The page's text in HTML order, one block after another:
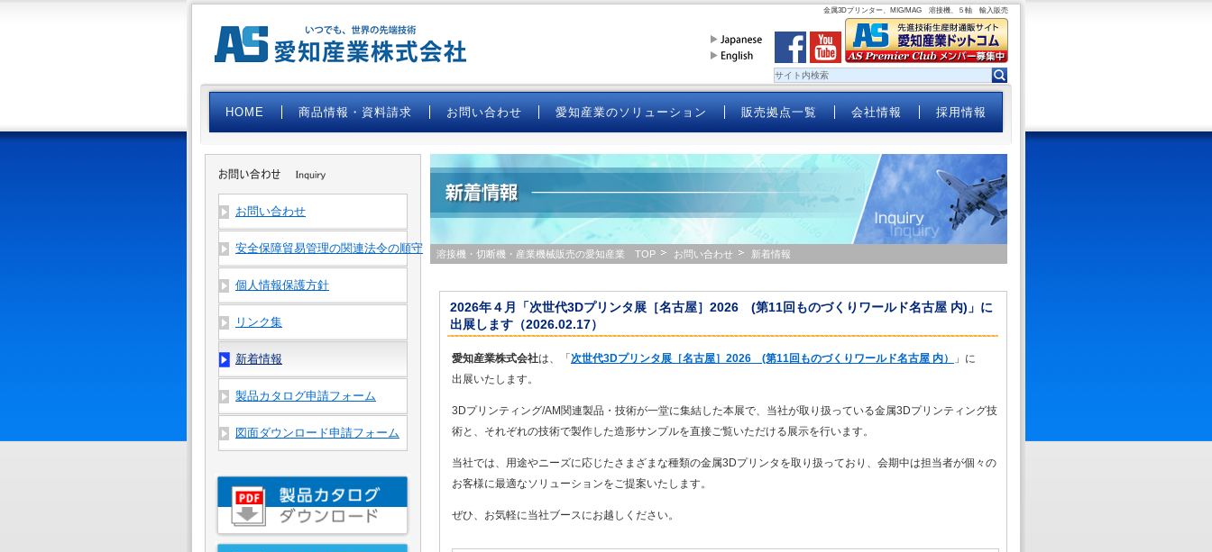
金属3Dプリンター、MIG/MAG 溶接機、５軸 輸入販売
HOME 商品情報・資料請求 お問い合わせ 愛知産業のソリューション 販売拠点一覧 会社情報 採用情報
溶接機・切断機・産業機械販売の愛知産業 TOP お問い合わせ 新着情報
2026年４月「次世代3Dプリンタ展［名古屋］2026 (第11回ものづくりワールド名古屋 内)」に
出展します（2026.02.17）
愛知産業株式会社は、「 次世代3Dプリンタ展［名古屋］2026 (第11回ものづくりワールド名古屋 内）
」に
出展いたします。
3Dプリンティング/AM関連製品・技術が一堂に集結した本展で、当社が取り扱っている金属3Dプリンティング技
術と、それぞれの技術で製作した造形サンプルを直接ご覧いただける展示を行います。
当社では、用途やニーズに応じたさまざまな種類の金属3Dプリンタを取り扱っており、会期中は担当者が個々の
お客様に最適なソリューションをご提案いたします。
ぜひ、お気軽に当社ブースにお越しください。
お問い合わせ
安全保障貿易管理の関連法令の順守
個人情報保護方針
リンク集
新着情報
製品カタログ申請フォーム
図面ダウンロード申請フォーム